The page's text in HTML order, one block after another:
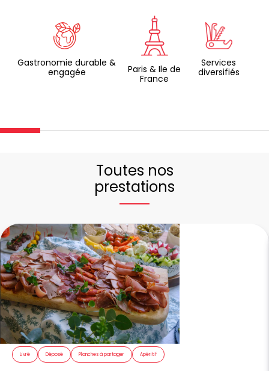
Gastronomie durable &
engagée
Paris & Ile de
France
Services
diversifiés
Toutes nos
prestations
Livré Déposé Planches à partager Apéritif